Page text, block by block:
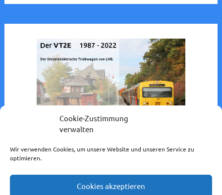
Cookie-Zustimmung
verwalten
Wir verwenden Cookies, um unsere Website und unseren Service zu
optimieren.
Cookies akzeptieren